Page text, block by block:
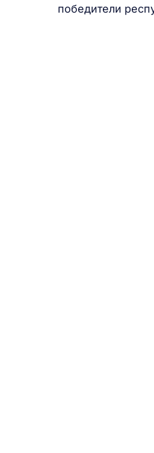
победители